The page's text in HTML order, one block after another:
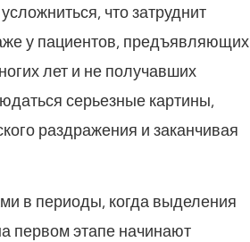
что затруднит
у пациентов, предъявляющих
лет и не получавших
серьезные картины,
раздражения и заканчивая
в периоды, когда выделения
первом этапе начинают